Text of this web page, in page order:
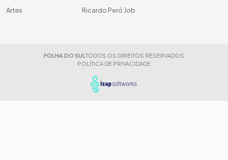
Artes
Ricardo Peró Job
FOLHA DO SUL TODOS OS DIREITOS RESERVADOS
POLÍTICA DE PRIVACIDADE